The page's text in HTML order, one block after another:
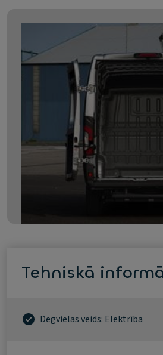
Tehniskā
Degvielas veids: Elektrība